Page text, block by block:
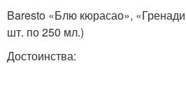
Baresto «Блю кюрасао»,
шт. по 250 мл.)
Достоинства: